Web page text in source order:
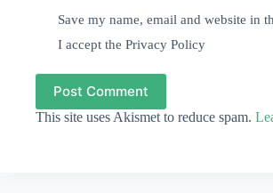
Save my name, email and website in
I accept thePrivacy Policy
Post Comment
This site uses Akismet to reduce spam.